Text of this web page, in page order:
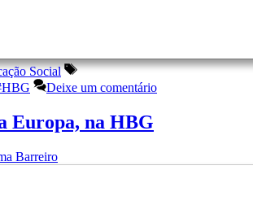
Social
Etiquetas
Deixe um comentário
Europa, na HBG
Barreiro